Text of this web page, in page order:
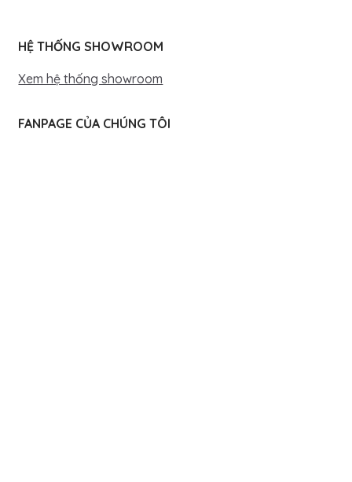
HỆ THỐNG SHOWROOM
Xem hệ thống showroom
FANPAGE CỦA CHÚNG TÔI